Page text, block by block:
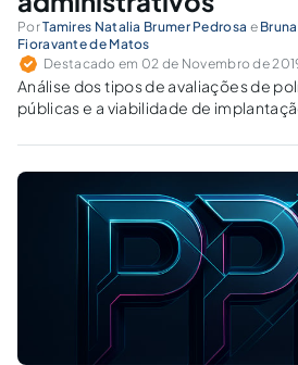
PorTamires Natalia Brumer Pedrosa e Bruna
Fioravante de Matos
Destacado em 02 de Novembro de
Análise dos tipos de avaliações de
públicas e a viabilidade de